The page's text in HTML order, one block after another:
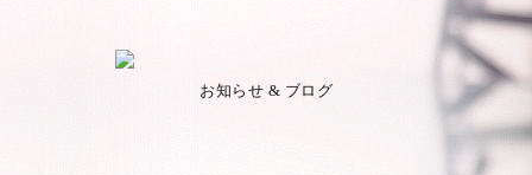
お知らせ & ブログ